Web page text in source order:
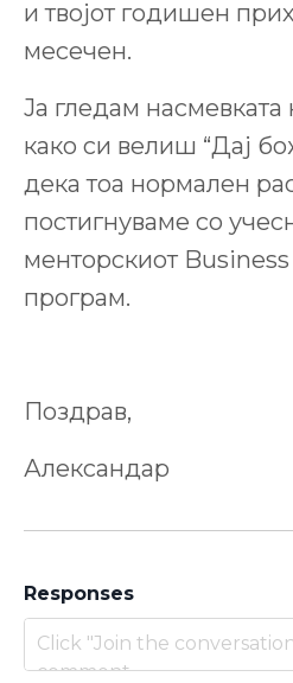
и твојот годишен
месечен.
Ја гледам насмевката
како си велиш “Дај
дека тоа нормален
постигнуваме со
менторскиот
програм.
Поздрав,
Александар
Responses